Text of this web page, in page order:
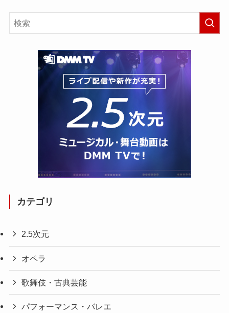
カテゴリ
2.5次元
オペラ
歌舞伎・古典芸能
パフォーマンス・バレエ